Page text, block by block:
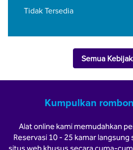
Tidak Tersedia
Semua
Kumpulkan
Alat online kami memudahkan
Reservasi 10 - 25 kamar langsung